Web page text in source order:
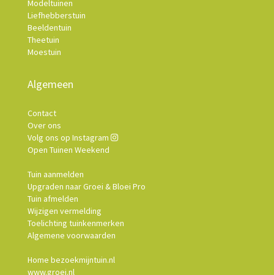
Modeltuinen
Liefhebberstuin
Beeldentuin
Theetuin
Moestuin
Algemeen
Contact
Over ons
Volg ons op Instagram
Open Tuinen Weekend
Tuin aanmelden
Upgraden naar Groei & Bloei Pro
Tuin afmelden
Wijzigen vermelding
Toelichting tuinkenmerken
Algemene voorwaarden
Home bezoekmijntuin.nl
www.groei.nl